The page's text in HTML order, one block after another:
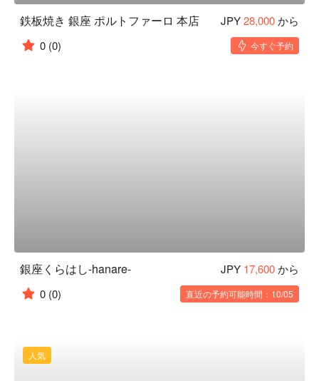
鉄板焼き 銀座 ポルトファーロ 本店 JPY28,000から
0 (0) 今すぐ予約
銀座くらはし-hanare- JPY 17,600から
0 (0) 直近の予約可能時間：10/05
人気